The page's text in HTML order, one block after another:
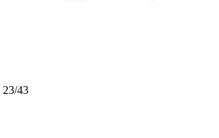
23/43